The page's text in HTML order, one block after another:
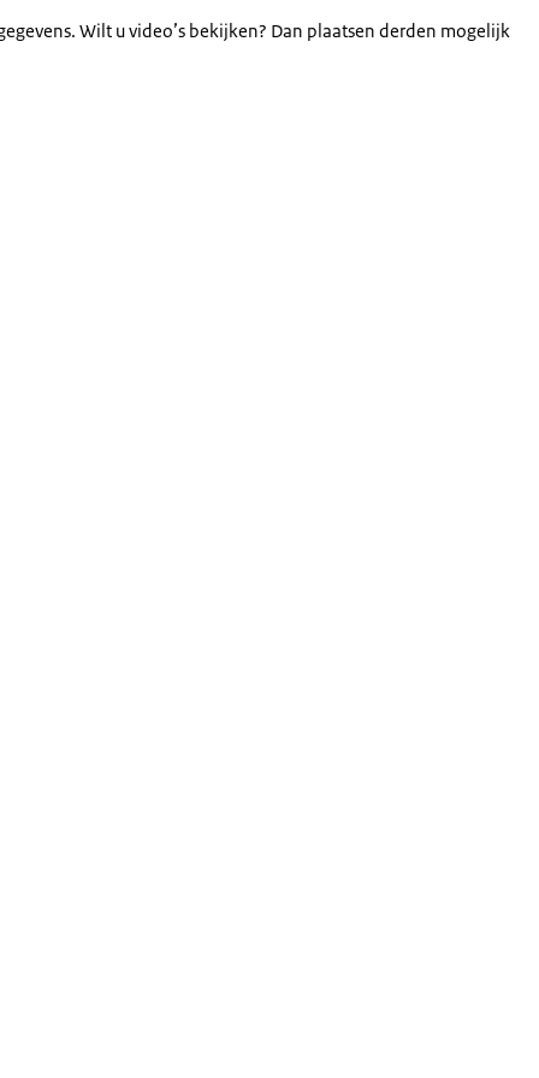
Wilt u video’s bekijken? Dan plaatsen derden mogelijk